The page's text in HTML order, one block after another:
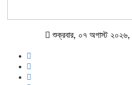
শুক্রবার, ০৭ অগাস্ট ২০২৬,